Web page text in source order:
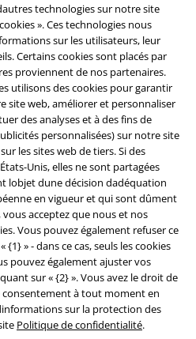
technologies sur notre site
». Ces technologies nous
sur les utilisateurs, leur
Certains cookies sont placés par
proviennent de nos partenaires.
utilisons des cookies pour garantir
site web, améliorer et personnaliser
des analyses et à des fins de
personnalisées) sur notre site
les sites web de tiers. Si des
Unis, elles ne sont partagées
lobjet dune décision dadéquation
en vigueur et qui sont dûment
vous acceptez que nous et nos
Vous pouvez également refuser ce
» - dans ce cas, seuls les cookies
pouvez également ajuster vos
sur « {2} ». Vous avez le droit de
à tout moment en
sur la protection des
Politique de confidentialité.
de l'environnement